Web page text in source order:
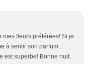
mes fleurs préférées! Si je
à sentir son parfum...
est superbe! Bonne nuit,